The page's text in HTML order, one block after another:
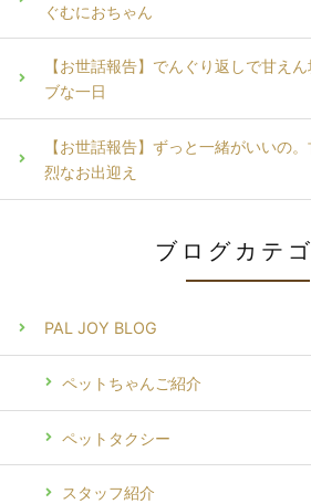
ぐむにおちゃん
【お世話報告】でんぐり返しで甘え
ブな一日
【お世話報告】ずっと一緒がいいの
烈なお出迎え
ブログカテゴ
PAL JOY BLOG
ペットちゃんご紹介
ペットタクシー
スタッフ紹介